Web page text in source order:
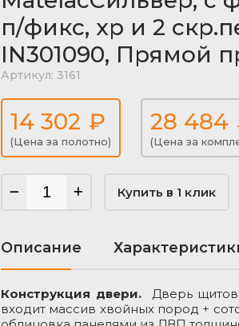
п/фикс, хр и 2
IN301090, Прямой
Артикул: 3161
14 302 ₽
(Цена за полотно)
28 484
(Цена за
Купить в 1 клик
Описание
Конструкция двери.Дверь
входит массив хвойных пород +